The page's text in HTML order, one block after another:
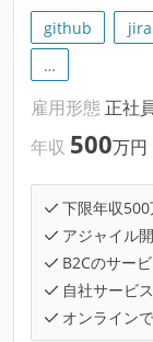
github jira
…
雇用形態 正社
年収 500万円
下限年収
アジャイル
B2Cのサー
自社サービ
オンライン